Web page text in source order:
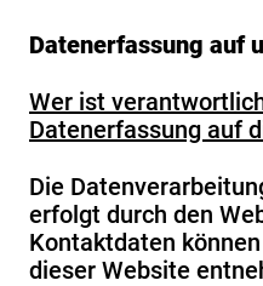
Datenerfassung auf
Wer ist
Datenerfassung auf
Die
erfolgt durch den
Kontaktdaten
dieser Website